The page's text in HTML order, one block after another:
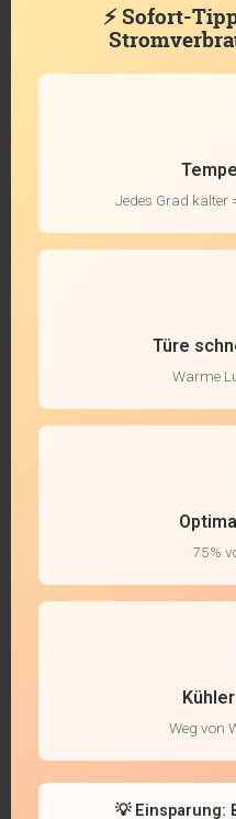
⚡ Sofort-
Jedes Grad kälter
Türe
Warme
75%
Weg von
💡 Einsparung: